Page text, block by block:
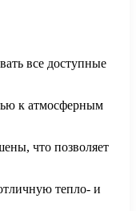
все доступные
к атмосферным
что позволяет
тепло- и